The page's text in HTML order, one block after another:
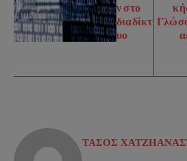
ν στο
διαδίκτ
υο
ΤΑΣΟΣ